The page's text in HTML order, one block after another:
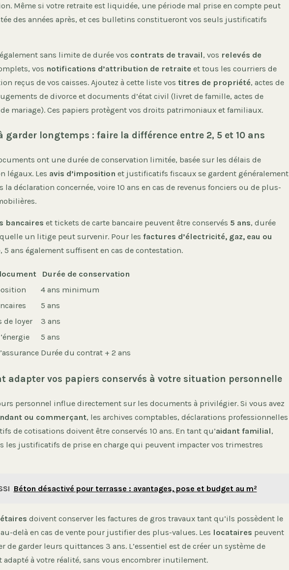
Même si votre retraite est liquidée, une période mal prise en compte peut
des années après, et ces bulletins constitueront vos seuls justificatifs
sans limite de durée vos contrats de travail, vos relevés de
vos notifications d’attribution de retraite et tous les courriers de
reçus de vos caisses. Ajoutez à cette liste vos titres de propriété, actes de
de divorce et documents d’état civil (livret de famille, actes de
de mariage). Ces papiers protègent vos droits patrimoniaux et familiaux.
garder longtemps : faire la différence entre 2, 5 et 10 ans
ont une durée de conservation limitée, basée sur les délais de
légaux. Les avis d’imposition et justificatifs fiscaux se gardent généralement
la déclaration concernée, voire 10 ans en cas de revenus fonciers ou de plus-
bancaires et tickets de carte bancaire peuvent être conservés 5 ans, durée
un litige peut survenir. Pour les factures d’électricité, gaz, eau ou
, 5 ans également suffisent en cas de contestation.
Durée de conservation
4 ans minimum
5 ans
de loyer
3 ans
5 ans
Durée du contrat + 2 ans
adapter vos papiers conservés à votre situation personnelle
personnel influe directement sur les documents à privilégier. Si vous avez
ou commerçant, les archives comptables, déclarations professionnelles
de cotisations doivent être conservés 10 ans. En tant qu’aidant familial,
les justificatifs de prise en charge qui peuvent impacter vos trimestres
Béton désactivé pour terrasse : avantages, pose et budget au m²
doivent conserver les factures de gros travaux tant qu’ils possèdent le
delà en cas de vente pour justifier des plus-values. Les locataires peuvent
de garder leurs quittances 3 ans. L’essentiel est de créer un système de
adapté à votre réalité, sans vous encombrer inutilement.